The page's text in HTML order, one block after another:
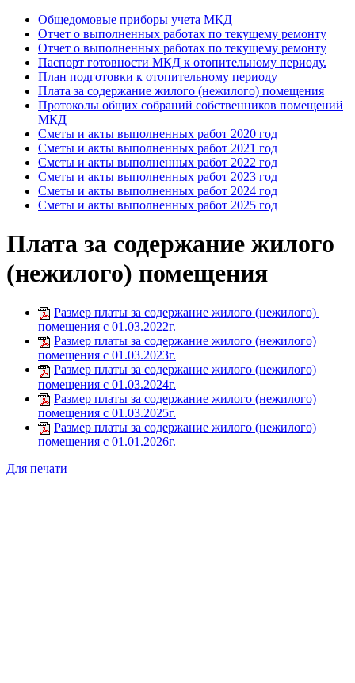
Общедомовые приборы учета МКД
Отчет о выполненных работах по текущему ремонту
Отчет о выполненных работах по текущему ремонту
Паспорт готовности МКД к отопительному периоду.
План подготовки к отопительному периоду
Плата за содержание жилого (нежилого) помещения
Протоколы общих собраний собственников помещений
МКД
Сметы и акты выполненных работ 2020 год
Сметы и акты выполненных работ 2021 год
Сметы и акты выполненных работ 2022 год
Сметы и акты выполненных работ 2023 год
Сметы и акты выполненных работ 2024 год
Сметы и акты выполненных работ 2025 год
Плата за содержание жилого
(нежилого) помещения
Размер платы за содержание жилого (нежилого)
помещения с 01.03.2022г.
Размер платы за содержание жилого (нежилого)
помещения с 01.03.2023г.
Размер платы за содержание жилого (нежилого)
помещения с 01.03.2024г.
Размер платы за содержание жилого (нежилого)
помещения с 01.03.2025г.
Размер платы за содержание жилого (нежилого)
помещения с 01.01.2026г.
Для печати